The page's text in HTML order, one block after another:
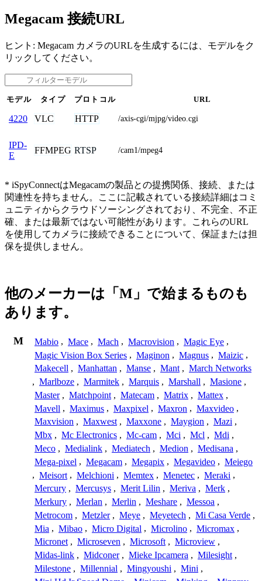
Megacam 接続URL
ヒント: Megacam カメラのURLを生成するには、モデルをク
リックしてください。
モデル タイプ プロトコル URL
4220 VLC HTTP /axis-cgi/mjpg/video.cgi
IPD-
E
FFMPEG RTSP /cam1/mpeg4
* iSpyConnectはMegacamの製品との提携関係、接続、または
関連性を持ちません。ここに記載されている接続詳細はコミ
ュニティからクラウドソーシングされており、不完全、不正
確、または最新ではない可能性があります。これらのURL
を使用してカメラに接続できることについて、保証または担
保を提供しません。
他のメーカーは「M」で始まるものも
あります。
M Mabio , Mace , Mach , Macrovision , Magic Eye ,
Magic Vision Box Series , Maginon , Magnus , Maizic ,
Makecell , Manhattan , Manse , Mant , March Networks
, Marlboze , Marmitek , Marquis , Marshall , Masione ,
Master , Matchpoint , Matecam , Matrix , Mattex ,
Mavell , Maximus , Maxpixel , Maxron , Maxvideo ,
Maxvision , Maxwest , Maxxone , Maygion , Mazi ,
Mbx , Mc Electronics , Mc-cam , Mci , Mcl , Mdi ,
Meco , Medialink , Mediatech , Medion , Medisana ,
Mega-pixel , Megacam , Megapix , Megavideo , Meiego
, Meisort , Melchioni , Memtex , Menetec , Meraki ,
Mercury , Mercusys , Merit Lilin , Meriva , Merk ,
Merkury , Merlan , Merlin , Meshare , Messoa ,
Metrocom , Metzler , Meye , Meyetech , Mi Casa Verde ,
Mia , Mibao , Micro Digital , Microlino , Micromax ,
Micronet , Microseven , Microsoft , Microview ,
Midas-link , Midconer , Mieke Ipcamera , Milesight ,
Milestone , Millennial , Mingyoushi , Mini ,